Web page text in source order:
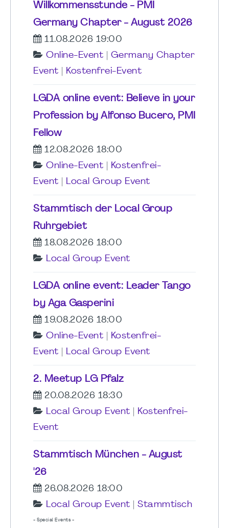
Willkommensstunde - PMI
Germany Chapter - August 2026
11.08.2026 19:00
Online-Event
Germany Chapter
Event
Kostenfrei-Event
LGDA online event: Believe in your
Profession by Alfonso Bucero, PMI
Fellow
12.08.2026 18:00
Online-Event
Kostenfrei-
Event
Local Group Event
Stammtisch der Local Group
Ruhrgebiet
18.08.2026 18:00
Local Group Event
LGDA online event: Leader Tango
by Aga Gasperini
19.08.2026 18:00
Online-Event
Kostenfrei-
Event
Local Group Event
2. Meetup LG Pfalz
20.08.2026 18:30
Local Group Event
Kostenfrei-
Event
Stammtisch München - August
'26
26.08.2026 18:00
Local Group Event
Stammtisch
- Special Events -